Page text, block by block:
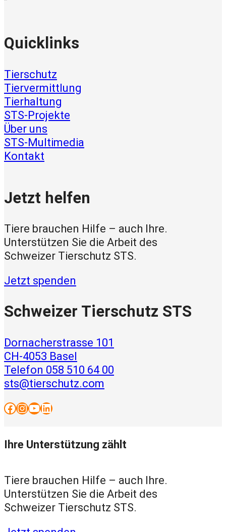
Quicklinks
Tierschutz
Tiervermittlung
Tierhaltung
STS-Projekte
Über uns
STS-Multimedia
Kontakt
Jetzt helfen
Tiere brauchen Hilfe – auch Ihre.
Unterstützen Sie die Arbeit des
Schweizer Tierschutz STS.
Jetzt spenden
Schweizer Tierschutz STS
Dornacherstrasse 101
CH-4053 Basel
Telefon 058 510 64 00
sts@tierschutz.com
Facebook InstagramYouTube LinkedIn
Ihre Unterstützung zählt
Tiere brauchen Hilfe – auch Ihre.
Unterstützen Sie die Arbeit des
Schweizer Tierschutz STS.